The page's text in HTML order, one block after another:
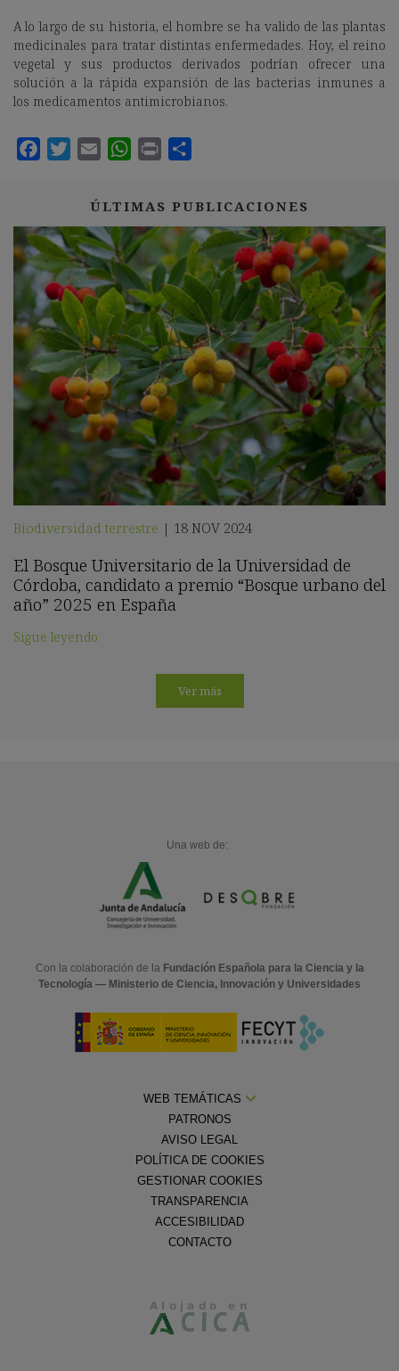
A lo largo de su historia, el hombre se ha valido de las plantas
medicinales para tratar distintas enfermedades. Hoy, el reino
vegetal y sus productos derivados podrían ofrecer una
solución a la rápida expansión de las bacterias inmunes a
los medicamentos antimicrobianos.
ÚLTIMAS PUBLICACIONES
Biodiversidad terrestre | 18 NOV 2024
El Bosque Universitario de la Universidad de
Córdoba, candidato a premio “Bosque urbano del
año” 2025 en España
Sigue leyendo
Ver más
Una web de:
Con la colaboración de la Fundación Española para la Ciencia y la
Tecnología — Ministerio de Ciencia, Innovación y Universidades
WEB TEMÁTICAS
PATRONOS
AVISO LEGAL
POLÍTICA DE COOKIES
GESTIONAR COOKIES
TRANSPARENCIA
ACCESIBILIDAD
CONTACTO